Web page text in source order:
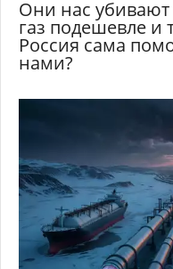
Они нас
газ подешевле и
Россия сама
нами?